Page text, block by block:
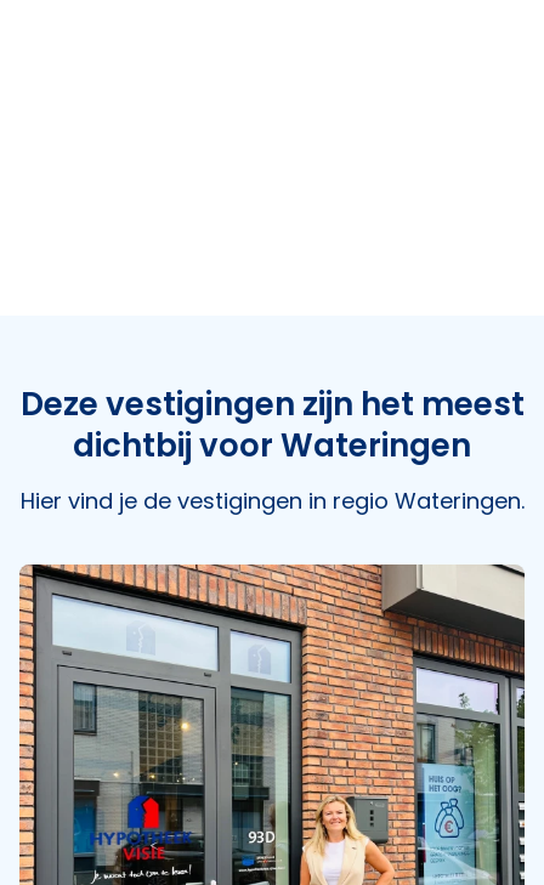
Deze vestigingen zijn het meest
dichtbij voor Wateringen
Hier vind je de vestigingen in regio Wateringen.